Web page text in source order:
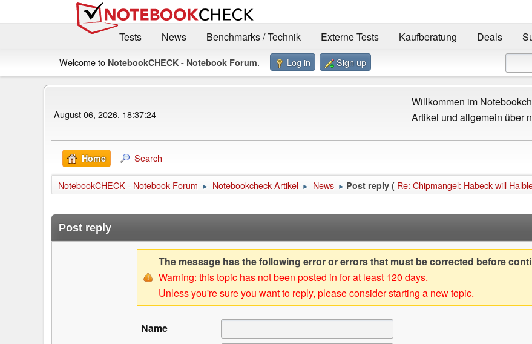
Tests
News Benchmarks / Technik Externe Tests Kaufberatung Deals
Welcome to NotebookCHECK - Notebook Forum. Log in Sign up
August 06, 2026, 18:37:24
Willkommen im
Artikel und allgemein über
Home Search
NotebookCHECK - Notebook Forum ► Notebookcheck Artikel ► News ► Post reply ( Re: Chipmangel: Habeck will
Post reply
The message has the following error or errors that must be corrected before
Warning: this topic has not been posted in for at least 120 days.
Unless you're sure you want to reply, please consider starting a new topic.
Name